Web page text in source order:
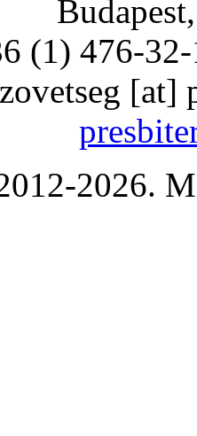
(1) 476-
[at]
2026.